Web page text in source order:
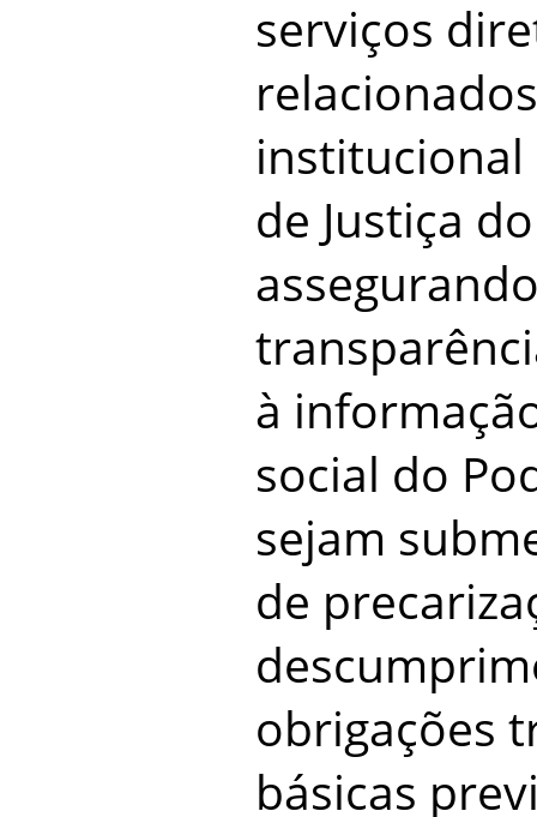
serviços
institucional
de Justiça
à
social do
sejam
de
obrigações
básicas